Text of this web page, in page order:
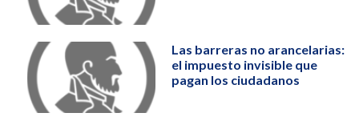
Las barreras no arancelarias:
el impuesto invisible que
pagan los ciudadanos